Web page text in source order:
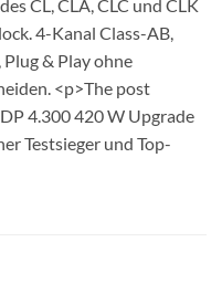
CL, CLA, CLC und CLK
4-Kanal Class-AB,
& Play ohne
<p>The post
4.300 420 W Upgrade
Testsieger und Top-